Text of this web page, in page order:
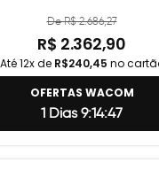
De R$ 2.686,27
R$ 2.362,90
Até 12x de R$240,45 no
OFERTAS WACOM
1 Dias 9:14:46